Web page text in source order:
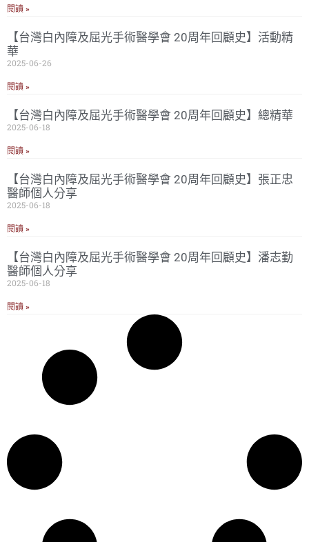
閱讀 »
【台灣白內障及屈光手術醫學會 20周年回顧史】活動精
華
2025-06-26
閱讀 »
【台灣白內障及屈光手術醫學會 20周年回顧史】總精華
2025-06-18
閱讀 »
【台灣白內障及屈光手術醫學會 20周年回顧史】張正忠
醫師個人分享
2025-06-18
閱讀 »
【台灣白內障及屈光手術醫學會 20周年回顧史】潘志勤
醫師個人分享
2025-06-18
閱讀 »